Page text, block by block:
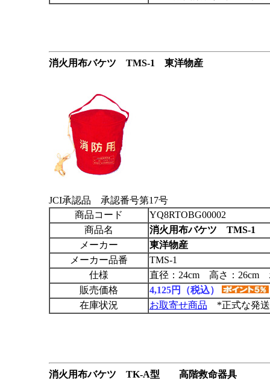
消火用布バケツ TMS-1 東洋物産
JCI承認品 承認番号第17号
商品コード
YQ8RTOBG00002
商品名
消火用布バケツ TMS-1
メーカー
東洋物産
メーカー品番
TMS-1
仕様
直径：24cm 高さ：26cm
販売価格
4,125円（税込）
在庫状況
お取寄せ商品 *正式な発送
消火用布バケツ TK-A型 高階救命器具